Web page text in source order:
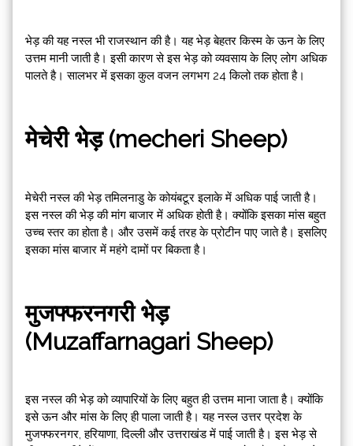
भेड़ की यह नस्ल भी राजस्थान की है। यह भेड़ बेहतर किस्म के ऊन के लिए
उत्तम मानी जाती है। इसी कारण से इस भेड़ को व्यवसाय के लिए लोग अधिक
पालते है। सालभर में इसका कुल वजन लगभग 24 किलो तक होता है।
मेचेरी भेड़ (mecheri Sheep)
मेचेरी नस्ल की भेड़ तमिलनाडु के कोयंबटूर इलाके में अधिक पाई जाती है।
इस नस्ल की भेड़ की मांग बाजार में अधिक होती है। क्योंकि इसका मांस बहुत
उच्च स्तर का होता है। और उसमें कई तरह के प्रोटीन पाए जाते है। इसलिए
इसका मांस बाजार में महंगे दामों पर बिकता है।
मुजफ्फरनगरी भेड़
(Muzaffarnagari Sheep)
इस नस्ल की भेड़ को व्यापारियों के लिए बहुत ही उत्तम माना जाता है। क्योंकि
इसे ऊन और मांस के लिए ही पाला जाती है। यह नस्ल उत्तर प्रदेश के
मुजफ्फरनगर, हरियाणा, दिल्ली और उत्तराखंड में पाई जाती है। इस भेड़ से